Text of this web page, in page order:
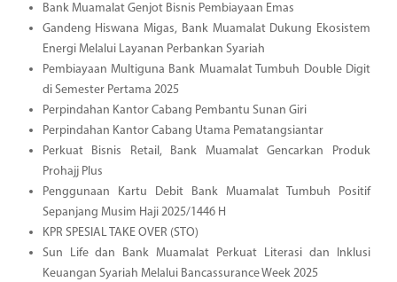
Bank Muamalat Genjot Bisnis Pembiayaan Emas
Gandeng Hiswana Migas, Bank Muamalat Dukung Ekosistem
Energi Melalui Layanan Perbankan Syariah
Pembiayaan Multiguna Bank Muamalat Tumbuh Double Digit
di Semester Pertama 2025
Perpindahan Kantor Cabang Pembantu Sunan Giri
Perpindahan Kantor Cabang Utama Pematangsiantar
Perkuat Bisnis Retail, Bank Muamalat Gencarkan Produk
Prohajj Plus
Penggunaan Kartu Debit Bank Muamalat Tumbuh Positif
Sepanjang Musim Haji 2025/1446 H
KPR SPESIAL TAKE OVER (STO)
Sun Life dan Bank Muamalat Perkuat Literasi dan Inklusi
Keuangan Syariah Melalui Bancassurance Week 2025